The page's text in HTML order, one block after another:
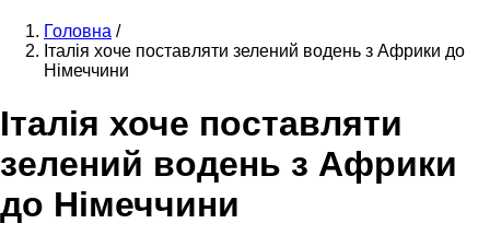
Головна /
Італія хоче поставляти зелений водень з Африки до
Німеччини
Італія хоче поставляти
зелений водень з Африки
до Німеччини